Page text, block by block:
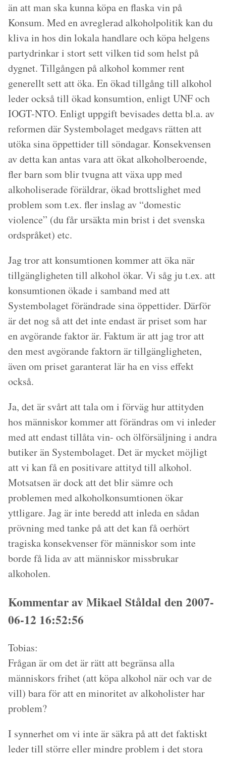
än att man ska kunna köpa en flaska vin på
Konsum. Med en avreglerad alkoholpolitik kan du
kliva in hos din lokala handlare och köpa helgens
partydrinkar i stort sett vilken tid som helst på
dygnet. Tillgången på alkohol kommer rent
generellt sett att öka. En ökad tillgång till alkohol
leder också till ökad konsumtion, enligt UNF och
IOGT-NTO. Enligt uppgift bevisades detta bl.a. av
reformen där Systembolaget medgavs rätten att
utöka sina öppettider till söndagar. Konsekvensen
av detta kan antas vara att ökat alkoholberoende,
fler barn som blir tvugna att växa upp med
alkoholiserade föräldrar, ökad brottslighet med
problem som t.ex. fler inslag av “domestic
violence” (du får ursäkta min brist i det svenska
ordspråket) etc.
Jag tror att konsumtionen kommer att öka när
tillgängligheten till alkohol ökar. Vi såg ju t.ex. att
konsumtionen ökade i samband med att
Systembolaget förändrade sina öppettider. Därför
är det nog så att det inte endast är priset som har
en avgörande faktor är. Faktum är att jag tror att
den mest avgörande faktorn är tillgängligheten,
även om priset garanterat lär ha en viss effekt
också.
Ja, det är svårt att tala om i förväg hur attityden
hos människor kommer att förändras om vi inleder
med att endast tillåta vin- och ölförsäljning i andra
butiker än Systembolaget. Det är mycket möjligt
att vi kan få en positivare attityd till alkohol.
Motsatsen är dock att det blir sämre och
problemen med alkoholkonsumtionen ökar
yttligare. Jag är inte beredd att inleda en sådan
prövning med tanke på att det kan få oerhört
tragiska konsekvenser för människor som inte
borde få lida av att människor missbrukar
alkoholen.
Kommentar av Mikael Ståldal den 2007-
06-12 16:52:56
Tobias:
Frågan är om det är rätt att begränsa alla
människors frihet (att köpa alkohol när och var de
vill) bara för att en minoritet av alkoholister har
problem?
I synnerhet om vi inte är säkra på att det faktiskt
leder till större eller mindre problem i det stora